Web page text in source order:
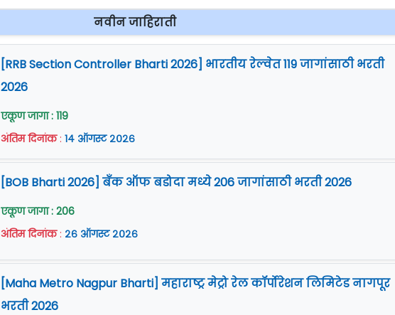
नवीन जाहिराती
[RRB Section Controller Bharti 2026] भारतीय रेल्वेत 119 जागांसाठी भरती
2026
एकूण जागा : 119
अंतिम दिनांक: १४ ऑगस्ट २०२६
[BOB Bharti 2026] बँक ऑफ बडोदा मध्ये 206 जागांसाठी भरती 2026
एकूण जागा : 206
अंतिम दिनांक: २६ ऑगस्ट २०२६
[Maha Metro Nagpur Bharti] महाराष्ट्र मेट्रो रेल कॉर्पोरेशन लिमिटेड नागपूर
भरती 2026